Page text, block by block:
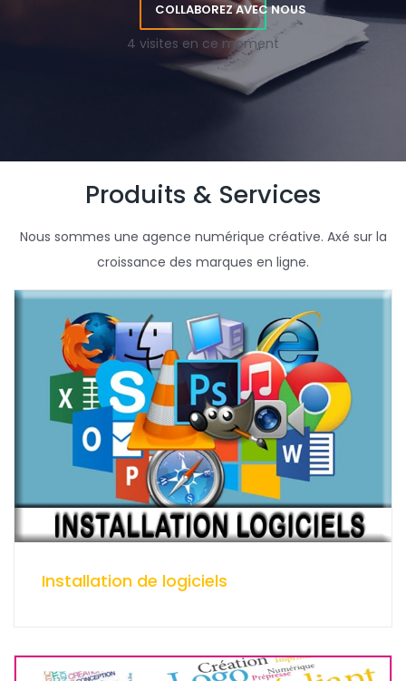
COLLABOREZ AVEC NOUS
4 visites en ce moment
Produits & Services
Nous sommes une agence numérique créative. Axé sur la
croissance des marques en ligne.
Installation de logiciels